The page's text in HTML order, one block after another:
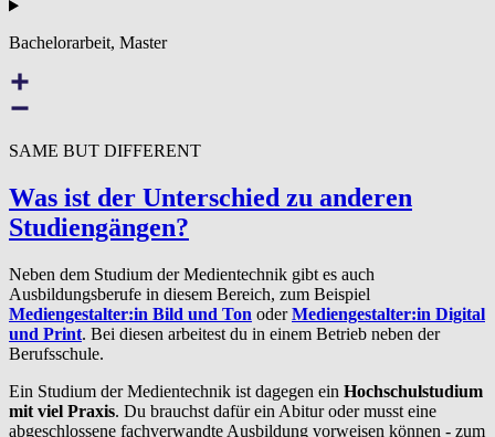
Bachelorarbeit, Master
SAME BUT DIFFERENT
Was ist der Unterschied zu anderen
Studiengängen?
Neben dem Studium der Medientechnik gibt es auch
Ausbildungsberufe in diesem Bereich, zum Beispiel
Mediengestalter:in Bild und Ton oderMediengestalter:in Digital
und Print. Bei diesen arbeitest du in einem Betrieb neben der
Berufsschule.
Ein Studium der Medientechnik ist dagegen ein Hochschulstudium
mit viel Praxis. Du brauchst dafür ein Abitur oder musst eine
abgeschlossene fachverwandte Ausbildung vorweisen können - zum